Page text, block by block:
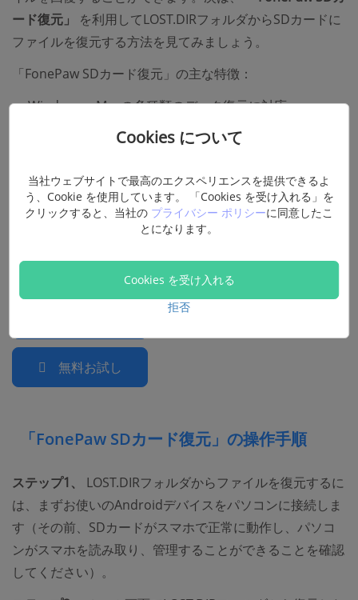
ード復元」
を利用してLOST.DIRフォルダからSDカードに
ファイルを復元する方法を見てみましょう。
「FonePaw SDカード復元」の主な特徴：
Windows・Macの多種類のデータ復元に対応
SDカード・USB・PC・外付けHDDなどデータ復元の汎
数クリックだけで削除済みのファイルをスキャンして
復旧できる
二つのスキャンモードでSDカードデータをプレビュー
無料お試し版でソフトの操作を体験できる
無料お試し
「FonePaw SDカード復元」の操作手順
ステップ1、
LOST.DIRフォルダからファイルを復元するに
は、まずお使いのAndroidデバイスをパソコンに接続しま
す（その前、SDカードがスマホで正常に動作し、パソコ
ンがスマホを読み取り、管理することができることを確認
してください）。
Cookies について
当社ウェブサイトで最高のエクスペリエンスを提供できるよ
う、Cookie を使用しています。 「Cookies を受け入れる」を
クリックすると、当社の プライバシー ポリシーに同意したこ
とになります。
Cookies を受け入れる
拒否